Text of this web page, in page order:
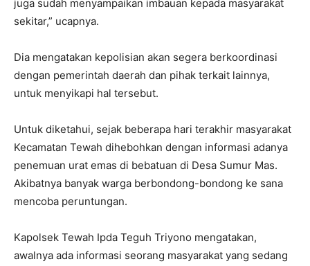
juga sudah menyampaikan imbauan kepada masyarakat
sekitar,” ucapnya.
Dia mengatakan kepolisian akan segera berkoordinasi
dengan pemerintah daerah dan pihak terkait lainnya,
untuk menyikapi hal tersebut.
Untuk diketahui, sejak beberapa hari terakhir masyarakat
Kecamatan Tewah dihebohkan dengan informasi adanya
penemuan urat emas di bebatuan di Desa Sumur Mas.
Akibatnya banyak warga berbondong-bondong ke sana
mencoba peruntungan.
Kapolsek Tewah Ipda Teguh Triyono mengatakan,
awalnya ada informasi seorang masyarakat yang sedang